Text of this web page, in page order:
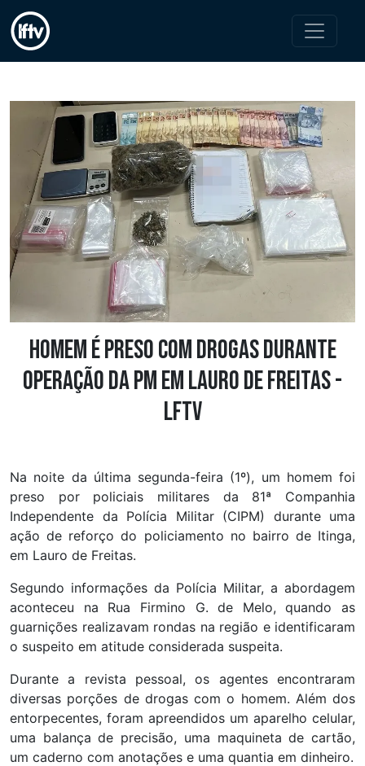
Homem é preso com drogas durante
operação da PM em Lauro de Freitas -
LFTV
Na noite da última segunda-feira (1º), um homem foi
preso por policiais militares da 81ª Companhia
Independente da Polícia Militar (CIPM) durante uma
ação de reforço do policiamento no bairro de Itinga,
em Lauro de Freitas.
Segundo informações da Polícia Militar, a abordagem
aconteceu na Rua Firmino G. de Melo, quando as
guarnições realizavam rondas na região e identificaram
o suspeito em atitude considerada suspeita.
Durante a revista pessoal, os agentes encontraram
diversas porções de drogas com o homem. Além dos
entorpecentes, foram apreendidos um aparelho celular,
uma balança de precisão, uma maquineta de cartão,
um caderno com anotações e uma quantia em dinheiro.